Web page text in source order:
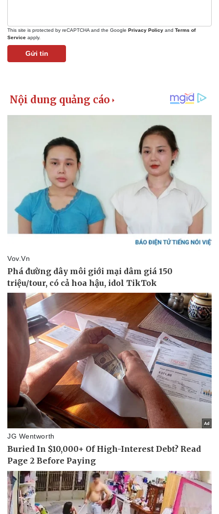
Pháp luật
Vụ án
Tin nóng
Tư vấn luật
Quân sự - Quốc phòng
Việt Nam
This site is protected by reCAPTCHA and the Google Privacy Policy and Terms of
Service apply.
Gửi tin